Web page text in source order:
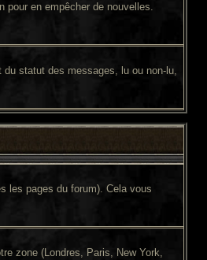
pour en empêcher de nouvelles.
statut des messages, lu ou non-lu,
les pages du forum). Cela vous
zone (Londres, Paris, New York,